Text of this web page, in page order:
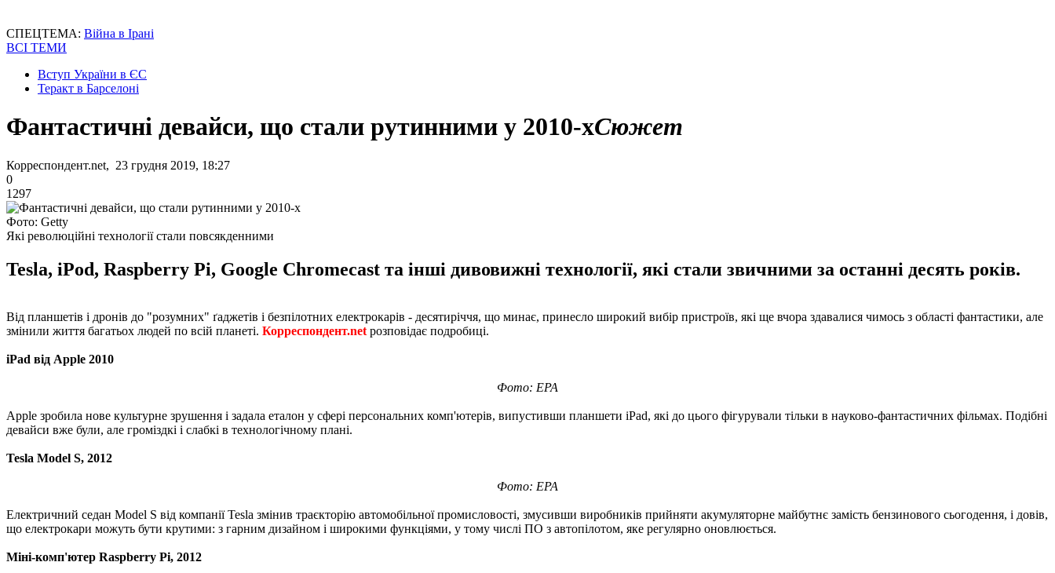
СПЕЦТЕМА: Війна в Ірані
ВСІ ТЕМИ
Вступ України в ЄС
Теракт в Барселоні
Фантастичні девайси, що стали рутинними у 2010-хСюжет
Корреспондент.net, 23 грудня 2019, 18:27
0
1297
Фото: Getty
Які революційні технології стали повсякденними
Tesla, iPod, Raspberry Pi, Google Chromecast та інші дивовижні технології, які стали звичними за останні десять років.
Від планшетів і дронів до "розумних" ґаджетів і безпілотних електрокарів - десятиріччя, що минає, принесло широкий вибір пристроїв, які ще вчора здавалися чимось з області фантастики, але
змінили життя багатьох людей по всій планеті. Корреспондент.net розповідає подробиці.
iPad від Apple 2010
Фото: EPA
Apple зробила нове культурне зрушення і задала еталон у сфері персональних комп'ютерів, випустивши планшети iPad, які до цього фігурували тільки в науково-фантастичних фільмах. Подібні
девайси вже були, але громіздкі і слабкі в технологічному плані.
Tesla Model S, 2012
Фото: EPA
Електричний седан Model S від компанії Tesla змінив траєкторію автомобільної промисловості, змусивши виробників прийняти акумуляторне майбутнє замість бензинового сьогодення, і довів,
що електрокари можуть бути крутими: з гарним дизайном і широкими функціями, у тому числі ПО з автопілотом, яке регулярно оновлюється.
Міні-комп'ютер Raspberry Pi, 2012